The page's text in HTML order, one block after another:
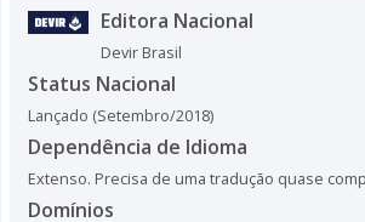
Editora Nacional
Devir Brasil
Status Nacional
Lançado (Setembro/2018)
Dependência de Idioma
Extenso. Precisa de uma tradução quase
Domínios